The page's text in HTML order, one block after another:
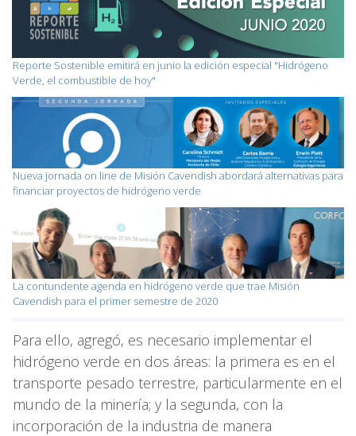
Reporte Sostenible emitirá en junio la edición especial "Hidrógeno
Verde, el combustible de hoy"
Nueva jornada on line de Misión Cavendish abordará alternativas para
financiar proyectos de hidrógeno verde
La contundente agenda en hidrógeno verde que trae Misión
Cavendish para el primer semestre de 2020
Para ello, agregó, es necesario implementar el
hidrógeno verde en dos áreas: la primera es en el
transporte pesado terrestre, particularmente en el
mundo de la minería; y la segunda, con la
incorporación de la industria de manera